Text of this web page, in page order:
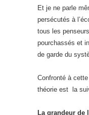
Et je ne parle
persécutés à
tous les
pourchassés et
de garde du
Confronté à
théorie est la
La grandeur de